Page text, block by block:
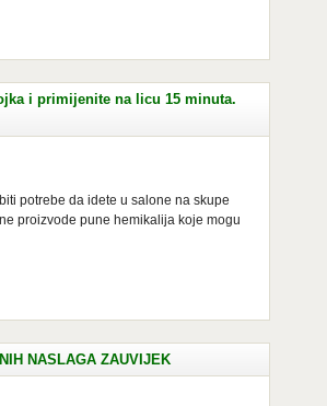
i primijenite na licu 15 minuta.
potrebe da idete u salone na skupe
proizvode pune hemikalija koje mogu
NASLAGA ZAUVIJEK